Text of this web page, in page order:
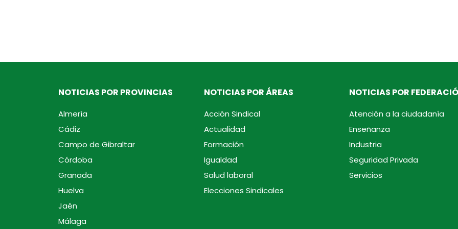
NOTICIAS POR PROVINCIAS
Almería
Cádiz
Campo de Gibraltar
Córdoba
Granada
Huelva
Jaén
Málaga
NOTICIAS POR ÁREAS
Acción Sindical
Actualidad
Formación
Igualdad
Salud laboral
Elecciones Sindicales
NOTICIAS POR
Atención a la ciudadanía
Enseñanza
Industria
Seguridad Privada
Servicios